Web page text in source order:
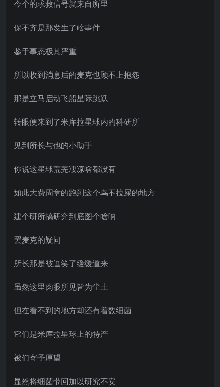
今个的求救信号就来自所里
保不齐是那发生了啥事件
鉴于事态极其严重
所以收到消息后的麦克也顾不上抱怨
那是立马启动飞船星际跳跃
转眼便来到了米库拉星球内的科研所
见到所长与他的小助手
你说这星球荒芜凄凉啥都没有
如此大费周章的跑到这个鸟不拉屎的地方
建个研所搞研究到底图个啥呐
罢麦克的疑问
所长那是被逗笑了缓缓道来
虽然这里肉眼所见皆为尘土
但在看不到的地方却还有着数细菌
它们是米库拉星球上的特产
被们寄予厚望
显然将细菌带回加以研究不安